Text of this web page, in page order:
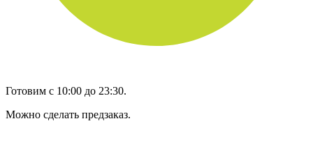
Готовим с 10:00 до 23:30.
Можно сделать предзаказ.